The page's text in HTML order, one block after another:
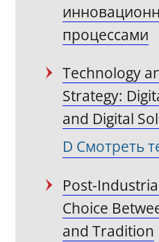
процессами
Technology
Strategy:
and Digital
Смотреть
Post-
Choice
and Tradition